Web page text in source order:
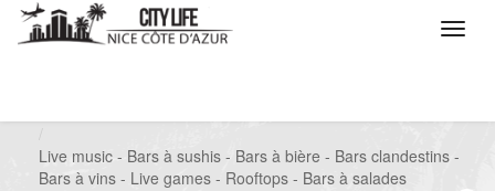
Live music - Bars à sushis - Bars à bière - Bars clandestins -
Bars à vins - Live games - Rooftops - Bars à salades